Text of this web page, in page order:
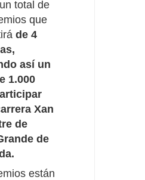
total de
que
de 4
así un
1.000
Xan
de
de
están